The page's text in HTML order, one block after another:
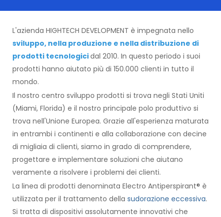
L'azienda HIGHTECH DEVELOPMENT è impegnata nello
sviluppo, nella produzione e nella distribuzione di
prodotti tecnologicidal 2010. In questo periodo i suoi
prodotti hanno aiutato più di 150.000 clienti in tutto il
mondo.
Il nostro centro sviluppo prodotti si trova negli Stati Uniti
(Miami, Florida) e il nostro principale polo produttivo si
trova nell'Unione Europea. Grazie all'esperienza maturata
in entrambi i continenti e alla collaborazione con decine
di migliaia di clienti, siamo in grado di comprendere,
progettare e implementare soluzioni che aiutano
veramente a risolvere i problemi dei clienti.
La linea di prodotti denominata Electro Antiperspirant® è
utilizzata per il trattamento della sudorazione eccessiva.
Si tratta di dispositivi assolutamente innovativi che